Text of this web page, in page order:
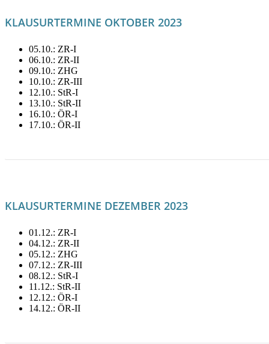
KLAUSURTERMINE OKTOBER 2023
05.10.: ZR-I
06.10.: ZR-II
09.10.: ZHG
10.10.: ZR-III
12.10.: StR-I
13.10.: StR-II
16.10.: ÖR-I
17.10.: ÖR-II
KLAUSURTERMINE DEZEMBER 2023
01.12.: ZR-I
04.12.: ZR-II
05.12.: ZHG
07.12.: ZR-III
08.12.: StR-I
11.12.: StR-II
12.12.: ÖR-I
14.12.: ÖR-II